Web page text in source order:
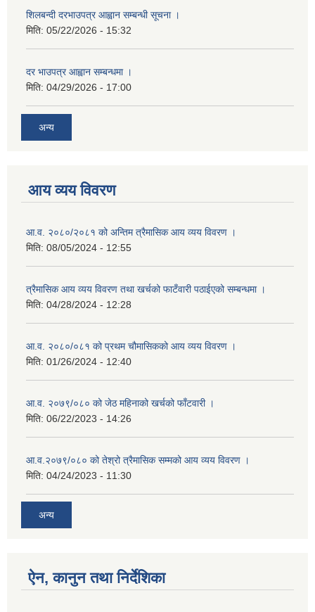
शिलबन्दी दरभाउपत्र आह्वान सम्बन्धी सूचना ।
मिति: 05/22/2026 - 15:32
दर भाउपत्र आह्वान सम्बन्धमा ।
मिति: 04/29/2026 - 17:00
अन्य
आय व्यय विवरण
आ.व. २०८०/२०८१ को अन्तिम त्रैमासिक आय व्यय विवरण ।
मिति: 08/05/2024 - 12:55
त्रैमासिक आय व्यय विवरण तथा खर्चको फाटँवारी पठाईएको सम्बन्धमा ।
मिति: 04/28/2024 - 12:28
आ.व. २०८०/०८१ को प्रथम चौमासिकको आय व्यय विवरण ।
मिति: 01/26/2024 - 12:40
आ.व. २०७९/०८० को जेठ महिनाको खर्चको फाँटवारी ।
मिति: 06/22/2023 - 14:26
आ.व.२०७९/०८० को तेश्रो त्रैमासिक सम्मको आय व्यय विवरण ।
मिति: 04/24/2023 - 11:30
अन्य
ऐन, कानुन तथा निर्देशिका